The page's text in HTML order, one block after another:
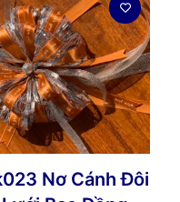
Nơ Cánh Đôi